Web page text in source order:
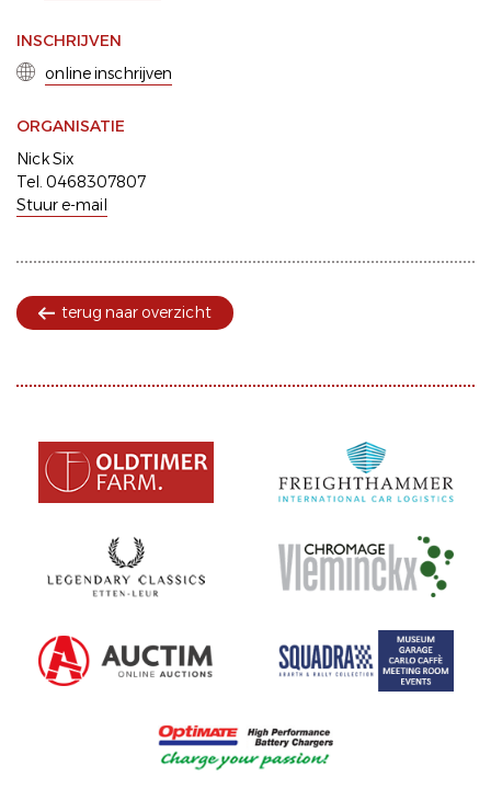
INSCHRIJVEN
online inschrijven
ORGANISATIE
Nick Six
Tel. 0468307807
Stuur e-mail
terug naar overzicht